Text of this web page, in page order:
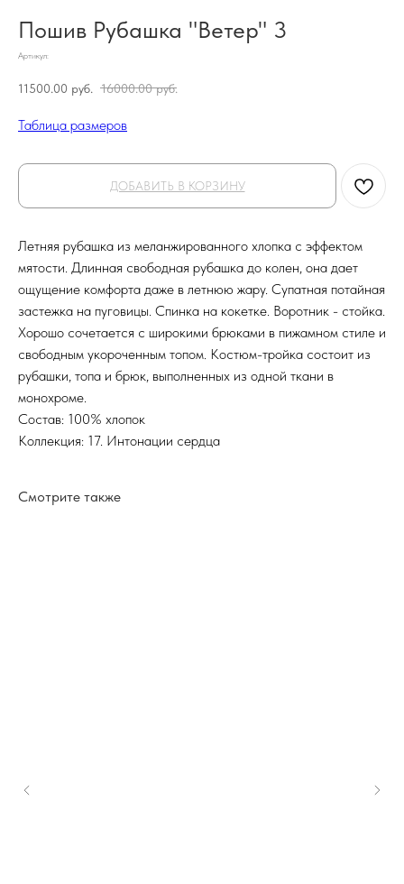
Пошив Рубашка "Ветер" 3
Артикул:
11500.00 руб. 16000.00 руб.
Таблица размеров
ДОБАВИТЬ В КОРЗИНУ
Летняя рубашка из меланжированного хлопка с эффектом
мятости. Длинная свободная рубашка до колен, она дает
ощущение комфорта даже в летнюю жару. Супатная потайная
застежка на пуговицы. Спинка на кокетке. Воротник - стойка.
Хорошо сочетается с широкими брюками в пижамном стиле и
свободным укороченным топом. Костюм-тройка состоит из
рубашки, топа и брюк, выполненных из одной ткани в
монохроме.
Состав: 100% хлопок
Коллекция: 17. Интонации сердца
Смотрите также